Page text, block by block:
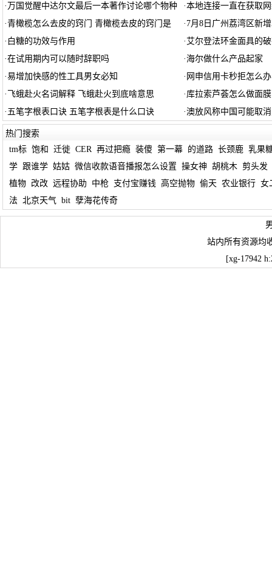
· 万国觉醒中达尔文最后一本著作讨论哪个物种 ·本地连接一直在获取
·青橄榄怎么去皮的窍门 青橄榄去皮的窍门是 · 7月8日广州荔湾区新
· 白糖的功效与作用 ·艾尔登法环金面具的
·在试用期内可以随时辞职吗 ·海尔做什么产品起家
·易增加快感的性工具男女必知 · 网申信用卡秒拒怎么办
· 飞蛾赴火名词解释 飞蛾赴火到底啥意思 · 库拉索芦荟怎么做面膜
· 五笔字根表口诀 五笔字根表是什么口诀 ·澳放风称中国可能取
热门搜索
tm标 饱和 迁徙 CER 再过把瘾 装傻 第一幕 的道路 长颈鹿 乳果
学
跟谁学 姑姑 微信收款语音播报怎么设置 操女神 胡桃木
剪头发
植物
改改 远程协助 中枪 支付宝赚钱 高空抛物 偷天 农业银行 女
法 北京天气 bit 孽海花传奇
站内所有资源均
[xg-17942